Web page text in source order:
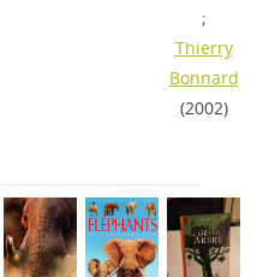
;
Thierry
Bonnard
(2002)